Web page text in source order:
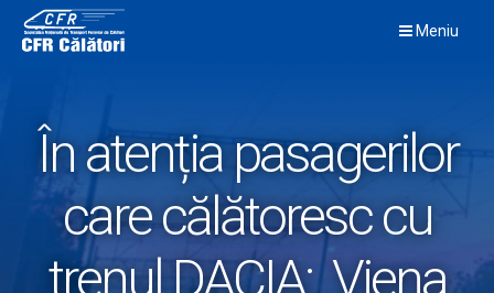
content
Meniu
În atenția pasagerilor
care călătoresc cu
trenul DACIA: Viena